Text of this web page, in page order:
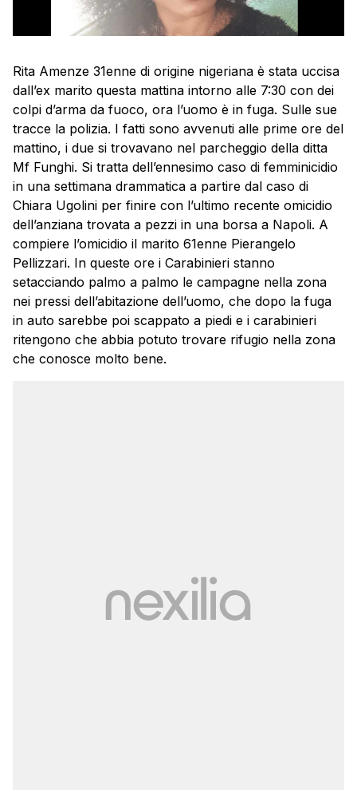
Rita Amenze 31enne di origine nigeriana è stata uccisa
dall’ex marito questa mattina intorno alle 7:30 con dei
colpi d’arma da fuoco, ora l’uomo è in fuga. Sulle sue
tracce la polizia. I fatti sono avvenuti alle prime ore del
mattino, i due si trovavano nel parcheggio della ditta
Mf Funghi. Si tratta dell’ennesimo caso di femminicidio
in una settimana drammatica a partire dal caso di
Chiara Ugolini per finire con l’ultimo recente omicidio
dell’anziana trovata a pezzi in una borsa a Napoli. A
compiere l’omicidio il marito 61enne Pierangelo
Pellizzari. In queste ore i Carabinieri stanno
setacciando palmo a palmo le campagne nella zona
nei pressi dell’abitazione dell’uomo, che dopo la fuga
in auto sarebbe poi scappato a piedi e i carabinieri
ritengono che abbia potuto trovare rifugio nella zona
che conosce molto bene.